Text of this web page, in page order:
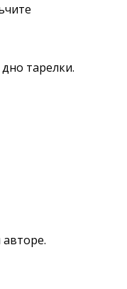
тарелки.